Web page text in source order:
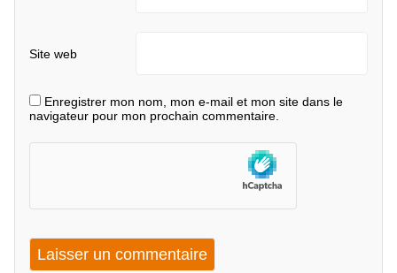
Site web
Enregistrer mon nom, mon e-mail et mon site dans le
navigateur pour mon prochain commentaire.